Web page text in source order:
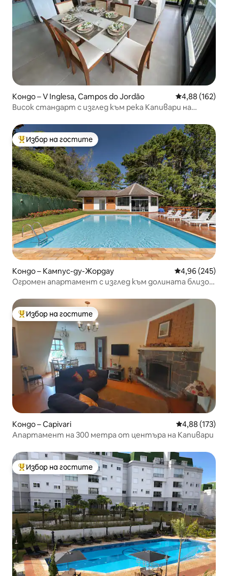
Кондо – V Inglesa, Campos do Jordão Средна
4,88 (162)
Висок стандарт с изглед към река Капивари на
Най-популярен избор на гостите
Избор на гостите
Кондо – Кампус-ду-Жордау Средна
4,96 (245)
Огромен апартамент с изглед към долината близо
Най-популярен избор на гостите
Избор на гостите
Кондо – Capivari Средна
4,88 (173)
Апартамент на 300 метра от центъра на Капивари
Най-популярен избор на гостите
Избор на гостите